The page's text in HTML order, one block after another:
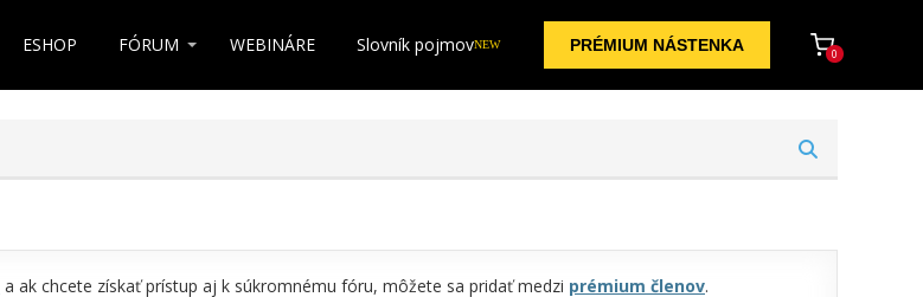
ESHOP FÓRUM WEBINÁRE Slovník pojmovNEW PRÉMIUM NÁSTENKA 0
a ak chcete získať prístup aj k súkromnému fóru, môžete sa pridať medzi prémium členov.